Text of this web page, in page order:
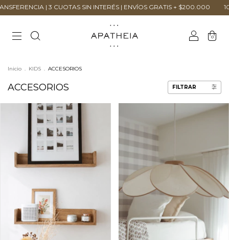
SIN INTERÉS | ENVÍOS GRATIS + $200.000 10% OFF EN
0
Inicio . KIDS . ACCESORIOS
ACCESORIOS FILTRAR